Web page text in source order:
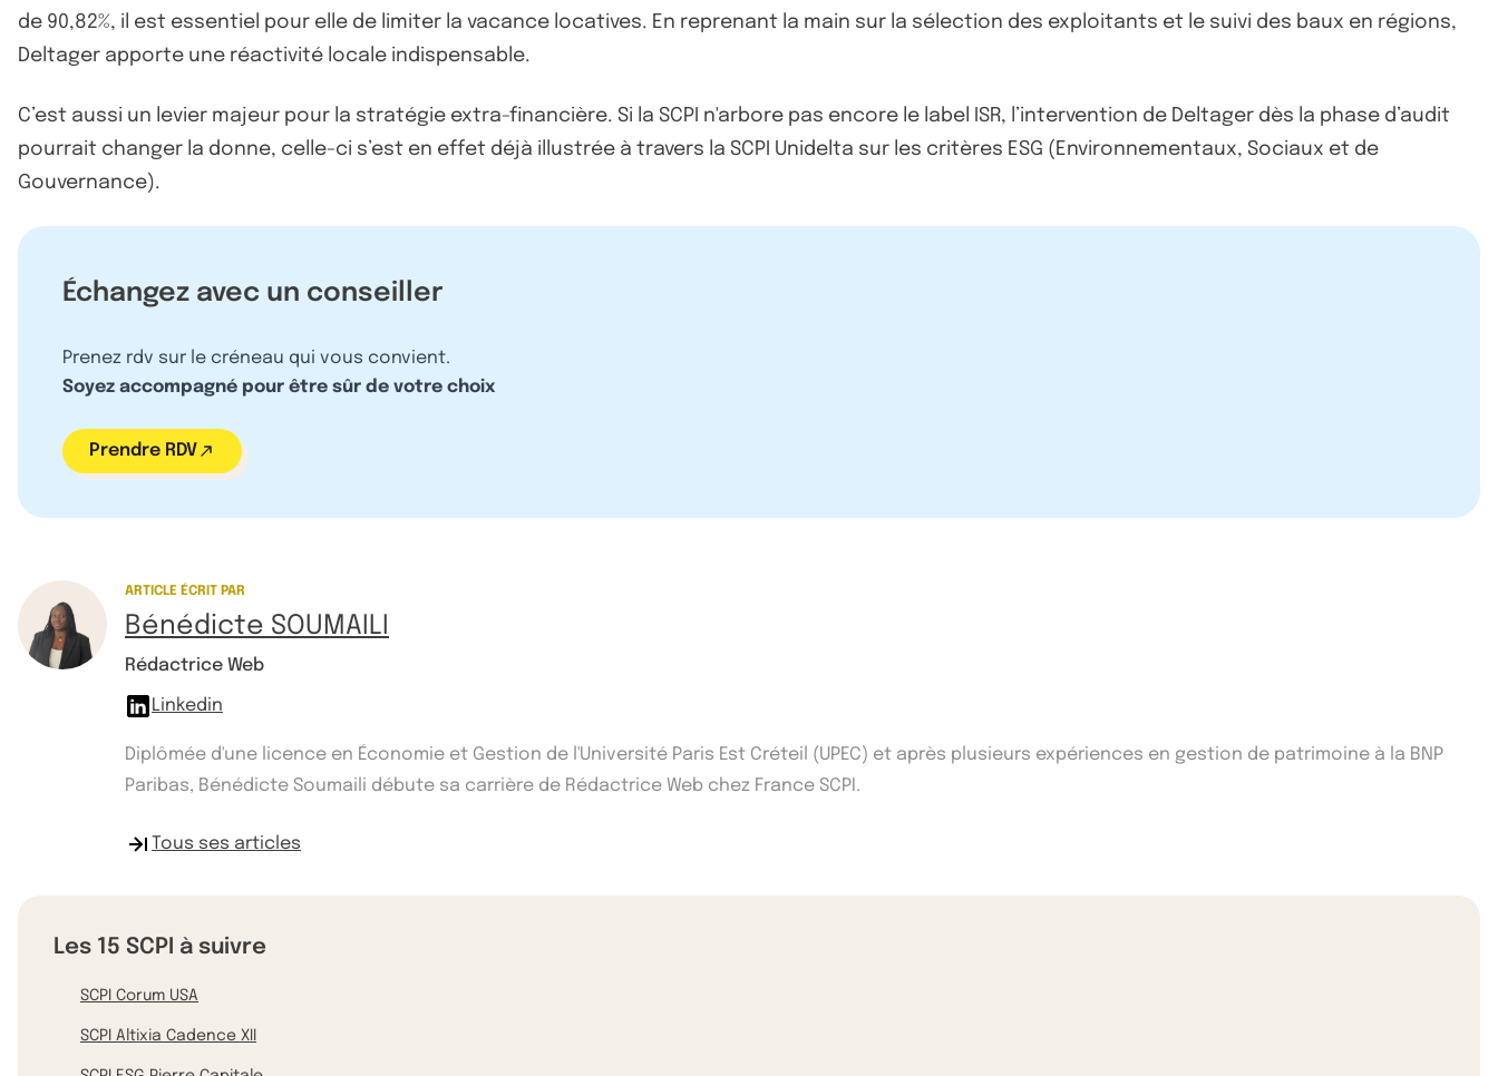
de 90,82%, il est essentiel pour elle de limiter la vacance locatives. En reprenant la main sur la sélection des exploitants et le suivi des baux en régions,
Deltager apporte une réactivité locale indispensable.
C’est aussi un levier majeur pour la stratégie extra-financière. Si la SCPI n'arbore pas encore le label ISR, l’intervention de Deltager dès la phase d’audit
pourrait changer la donne, celle-ci s’est en effet déjà illustrée à travers la SCPI Unidelta sur les critères ESG (Environnementaux, Sociaux et de
Gouvernance).
Échangez avec un conseiller
Prenez rdv sur le créneau qui vous convient.
Soyez accompagné pour être sûr de votre choix
Prendre RDV
ARTICLE ÉCRIT PAR
Bénédicte SOUMAILI
Rédactrice Web
Linkedin
Diplômée d'une licence en Économie et Gestion de l'Université Paris Est Créteil (UPEC) et après plusieurs expériences en gestion de patrimoine à la BNP
Paribas, Bénédicte Soumaili débute sa carrière de Rédactrice Web chez France SCPI.
Tous ses articles
Les 15 SCPI à suivre
SCPI Corum USA
SCPI Altixia Cadence XII